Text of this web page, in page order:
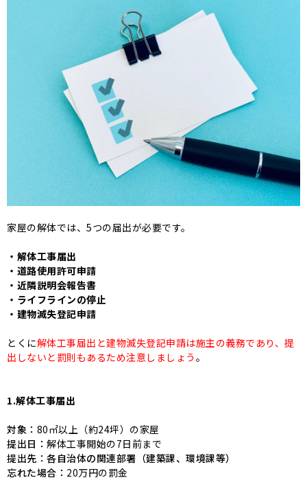
家屋の解体では、5つの届出が必要です。
・解体工事届出
・道路使用許可申請
・近隣説明会報告書
・ライフラインの停止
・建物滅失登記申請
とくに解体工事届出と建物滅失登記申請は施主の義務であり、提
出しないと罰則もあるため注意しましょう。
1.解体工事届出
対象： 80㎡以上（約24坪）の家屋
提出日： 解体工事開始の7日前まで
提出先：各自治体の関連部署（建築課、環境課等）
忘れた場合： 20万円の罰金